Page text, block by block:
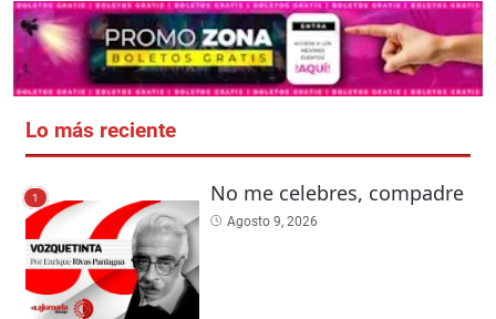
Lo más reciente
1 No me celebres, compadre
Agosto 9, 2026